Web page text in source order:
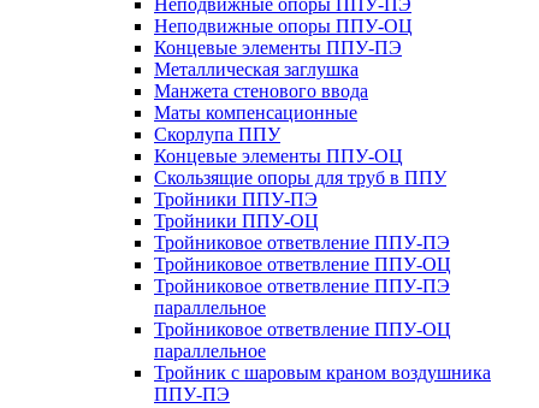
Неподвижные опоры ППУ-ПЭ
Неподвижные опоры ППУ-ОЦ
Концевые элементы ППУ-ПЭ
Металлическая заглушка
Манжета стенового ввода
Маты компенсационные
Скорлупа ППУ
Концевые элементы ППУ-ОЦ
Скользящие опоры для труб в ППУ
Тройники ППУ-ПЭ
Тройники ППУ-ОЦ
Тройниковое ответвление ППУ-ПЭ
Тройниковое ответвление ППУ-ОЦ
Тройниковое ответвление ППУ-ПЭ
параллельное
Тройниковое ответвление ППУ-ОЦ
параллельное
Тройник с шаровым краном воздушника
ППУ-ПЭ